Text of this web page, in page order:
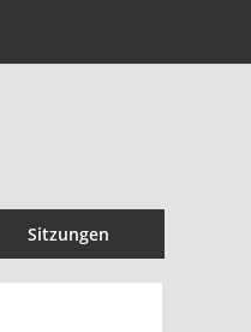
Sitzungen